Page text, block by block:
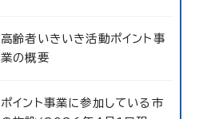
高齢者いきいき活動ポイント事
業の概要
ポイント事業に参加している市